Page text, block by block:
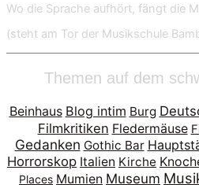
Wo die Sprache aufhört, fängt die
(steht am Tor der Musikschule
Themen auf dem
Beinhaus Blog intim Burg
Filmkritiken Fledermäuse
Gedanken Gothic Bar
Horrorskop Italien Kirche
Places Mumien Museum